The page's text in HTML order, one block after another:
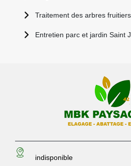
Traitement des arbres
Entretien parc et jardin Saint
indisponible